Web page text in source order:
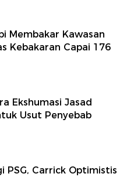
Membakar Kawasan
Kebakaran Capai 176
Ekshumasi Jasad
Usut Penyebab
PSG, Carrick Optimistis